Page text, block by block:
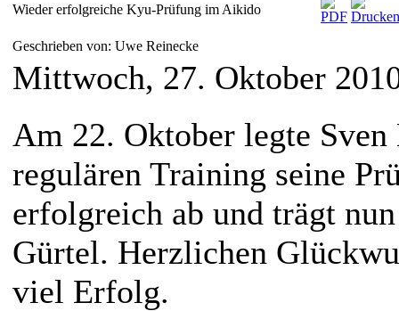
Wieder erfolgreiche Kyu-Prüfung im Aikido
Geschrieben von: Uwe Reinecke
Mittwoch, 27. Oktober
Am 22. Oktober legte
regulären Training seine
erfolgreich ab und trägt
Gürtel. Herzlichen
viel Erfolg.